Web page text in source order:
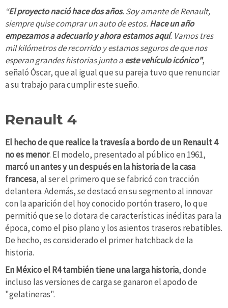
“El proyecto nació hace dos años. Soy amante de Renault,
siempre quise comprar un auto de estos.Hace un año
empezamos a adecuarlo y ahora estamos aquí. Vamos tres
mil kilómetros de recorrido y estamos seguros de que nos
esperan grandes historias junto aeste vehículo icónico",
señaló Óscar, que al igual que su pareja tuvo que renunciar
a su trabajo para cumplir este sueño.
Renault 4
El hecho de que realice la travesía a bordo de un Renault 4
no es menor. El modelo, presentado al público en 1961,
marcó un antes y un después en la historia de la casa
francesa, al ser el primero que se fabricó con tracción
delantera. Además, se destacó en su segmento al innovar
con la aparición del hoy conocido portón trasero, lo que
permitió que se lo dotara de características inéditas para la
época, como el piso plano y los asientos traseros rebatibles.
De hecho, es considerado el primer hatchback de la
historia.
En México el R4 también tiene una larga historia, donde
incluso las versiones de carga se ganaron el apodo de
"gelatineras".